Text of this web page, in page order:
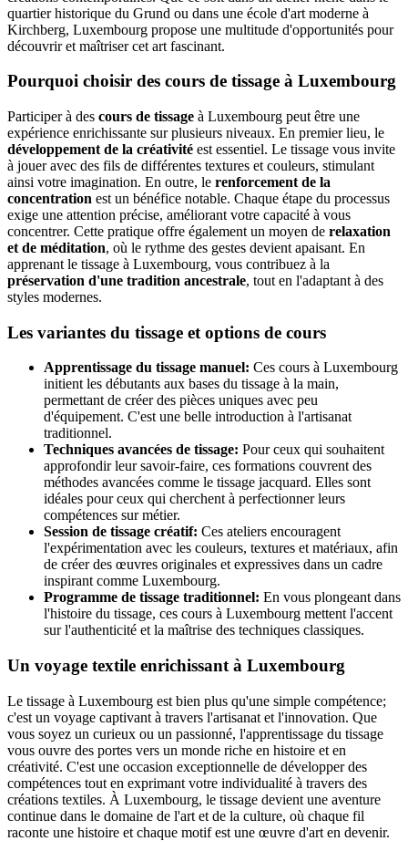
quartier historique du Grund ou dans une école d'art moderne à
Kirchberg, Luxembourg propose une multitude d'opportunités pour
découvrir et maîtriser cet art fascinant.
Pourquoi choisir des cours de tissage à Luxembourg
Participer à des cours de tissage à Luxembourg peut être une
expérience enrichissante sur plusieurs niveaux. En premier lieu, le
développement de la créativité est essentiel. Le tissage vous invite
à jouer avec des fils de différentes textures et couleurs, stimulant
ainsi votre imagination. En outre, le renforcement de la
concentration est un bénéfice notable. Chaque étape du processus
exige une attention précise, améliorant votre capacité à vous
concentrer. Cette pratique offre également un moyen de relaxation
et de méditation, où le rythme des gestes devient apaisant. En
apprenant le tissage à Luxembourg, vous contribuez à la
préservation d'une tradition ancestrale, tout en l'adaptant à des
styles modernes.
Les variantes du tissage et options de cours
Apprentissage du tissage manuel: Ces cours à Luxembourg
initient les débutants aux bases du tissage à la main,
permettant de créer des pièces uniques avec peu
d'équipement. C'est une belle introduction à l'artisanat
traditionnel.
Techniques avancées de tissage: Pour ceux qui souhaitent
approfondir leur savoir-faire, ces formations couvrent des
méthodes avancées comme le tissage jacquard. Elles sont
idéales pour ceux qui cherchent à perfectionner leurs
compétences sur métier.
Session de tissage créatif: Ces ateliers encouragent
l'expérimentation avec les couleurs, textures et matériaux, afin
de créer des œuvres originales et expressives dans un cadre
inspirant comme Luxembourg.
Programme de tissage traditionnel: En vous plongeant dans
l'histoire du tissage, ces cours à Luxembourg mettent l'accent
sur l'authenticité et la maîtrise des techniques classiques.
Un voyage textile enrichissant à Luxembourg
Le tissage à Luxembourg est bien plus qu'une simple compétence;
c'est un voyage captivant à travers l'artisanat et l'innovation. Que
vous soyez un curieux ou un passionné, l'apprentissage du tissage
vous ouvre des portes vers un monde riche en histoire et en
créativité. C'est une occasion exceptionnelle de développer des
compétences tout en exprimant votre individualité à travers des
créations textiles. À Luxembourg, le tissage devient une aventure
continue dans le domaine de l'art et de la culture, où chaque fil
raconte une histoire et chaque motif est une œuvre d'art en devenir.